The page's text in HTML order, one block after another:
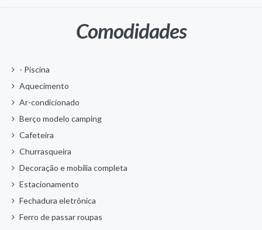
Comodidades
- Piscina
Aquecimento
Ar-condicionado
Berço modelo camping
Cafeteira
Churrasqueira
Decoração e mobília completa
Estacionamento
Fechadura eletrônica
Ferro de passar roupas